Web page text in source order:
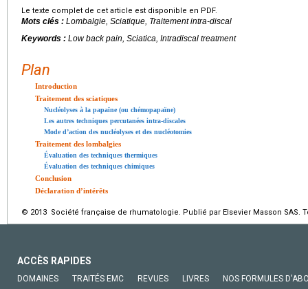
Le texte complet de cet article est disponible en PDF.
Mots clés : Lombalgie, Sciatique, Traitement intra-discal
Keywords : Low back pain, Sciatica, Intradiscal treatment
Plan
Introduction
Traitement des sciatiques
Nucléolyses à la papaïne (ou chémopapaïne)
Les autres techniques percutanées intra-discales
Mode d’action des nucléolyses et des nucléotomies
Traitement des lombalgies
Évaluation des techniques thermiques
Évaluation des techniques chimiques
Conclusion
Déclaration d’intérêts
© 2013 Société française de rhumatologie. Publié par Elsevier Masson SAS.
ACCÈS RAPIDES
DOMAINES TRAITÉS EMC REVUES LIVRES NOS FORMULES